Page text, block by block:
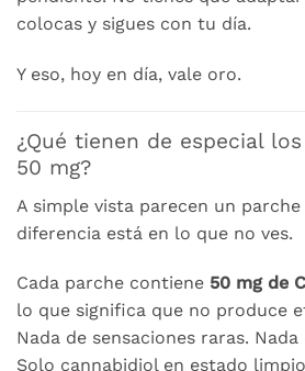
colocas y sigues con tu día.
Y eso, hoy en día, vale oro.
¿Qué tienen de especial
50 mg?
A simple vista parecen un
diferencia está en lo que no ves.
Cada parche contiene 50 mg de
lo que significa que no produce
Nada de sensaciones raras. Nada
Solo cannabidiol en estado